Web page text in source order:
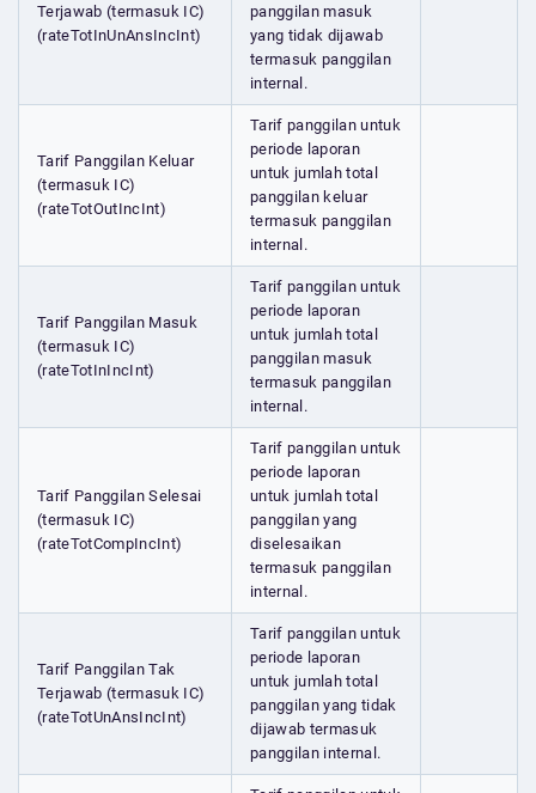
Terjawab (termasuk IC)
(rateTotInUnAnsIncInt)
panggilan masuk
yang tidak dijawab
termasuk panggilan
internal.
Tarif Panggilan Keluar
(termasuk IC)
(rateTotOutIncInt)
Tarif panggilan untuk
periode laporan
untuk jumlah total
panggilan keluar
termasuk panggilan
internal.
Tarif Panggilan Masuk
(termasuk IC)
(rateTotInIncInt)
Tarif panggilan untuk
periode laporan
untuk jumlah total
panggilan masuk
termasuk panggilan
internal.
Tarif Panggilan Selesai
(termasuk IC)
(rateTotCompIncInt)
Tarif panggilan untuk
periode laporan
untuk jumlah total
panggilan yang
diselesaikan
termasuk panggilan
internal.
Tarif Panggilan Tak
Terjawab (termasuk IC)
(rateTotUnAnsIncInt)
Tarif panggilan untuk
periode laporan
untuk jumlah total
panggilan yang tidak
dijawab termasuk
panggilan internal.